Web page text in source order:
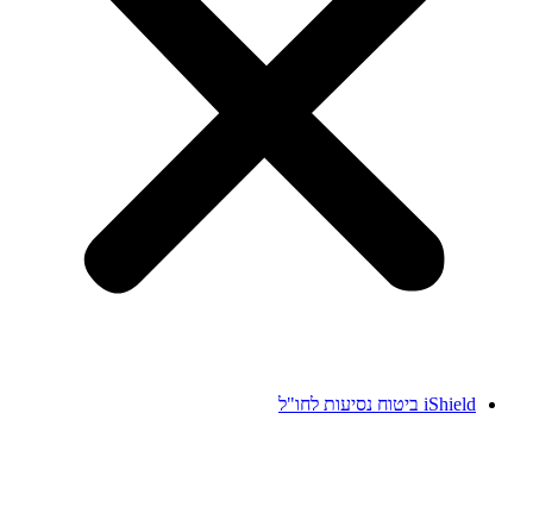
iShield ביטוח נסיעות לחו"ל